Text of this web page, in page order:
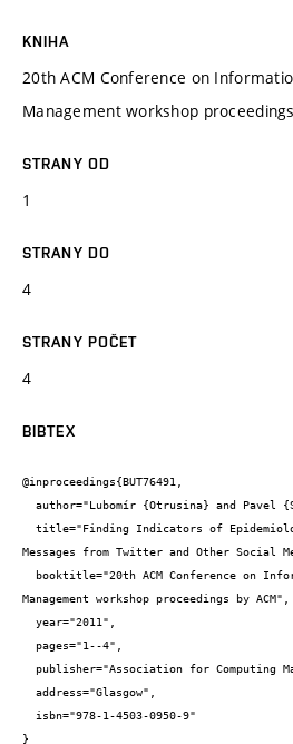
KNIHA
20th ACM Conference on
Management workshop
STRANY OD
1
STRANY DO
4
STRANY POČET
4
BIBTEX
@inproceedings{BUT76491,
Messages from Twitter and Other Social
Management workshop proceedings by ACM",
}